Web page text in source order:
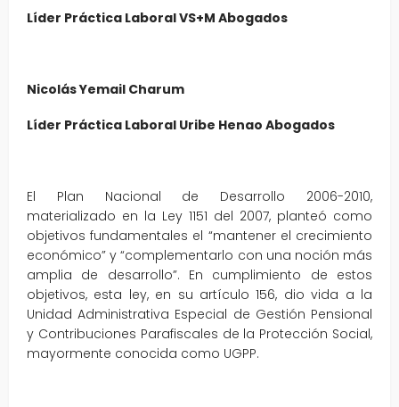
Líder Práctica Laboral VS+M Abogados
Nicolás Yemail Charum
Líder Práctica Laboral Uribe Henao Abogados
El Plan Nacional de Desarrollo 2006-2010,
materializado en la Ley 1151 del 2007, planteó como
objetivos fundamentales el “mantener el crecimiento
económico” y “complementarlo con una noción más
amplia de desarrollo”. En cumplimiento de estos
objetivos, esta ley, en su artículo 156, dio vida a la
Unidad Administrativa Especial de Gestión Pensional
y Contribuciones Parafiscales de la Protección Social,
mayormente conocida como UGPP.